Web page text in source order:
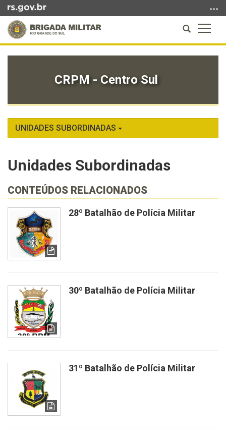
para
conteúdo
busca
a
Abrir
a
busca
CRPM - Centro Sul
UNIDADES SUBORDINADAS
Unidades Subordinadas
CONTEÚDOS RELACIONADOS
28º Batalhão de Polícia Militar
30º Batalhão de Polícia Militar
31º Batalhão de Polícia Militar